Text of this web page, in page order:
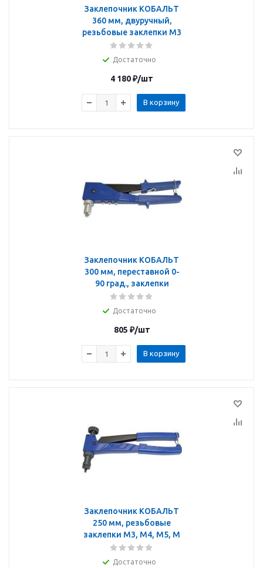
Заклепочник КОБАЛЬТ
360 мм, двуручный,
резьбовые заклепки M3
Достаточно
4 180₽/шт
В корзину
Заклепочник КОБАЛЬТ
300 мм, переставной 0-
90 град., заклепки
Достаточно
805 ₽/шт
В корзину
Заклепочник КОБАЛЬТ
250 мм, резьбовые
заклепки M3, M4, M5, M
Достаточно